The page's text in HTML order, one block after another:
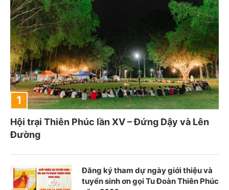
Hội trại Thiên Phúc lần XV – Đứng Dậy và Lên
Đường
Đăng ký tham dự ngày giới thiệu và
tuyển sinh ơn gọi Tu Đoàn Thiên Phúc